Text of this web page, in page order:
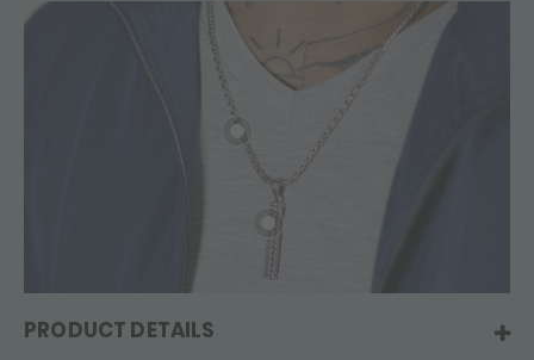
PRODUCT DETAILS